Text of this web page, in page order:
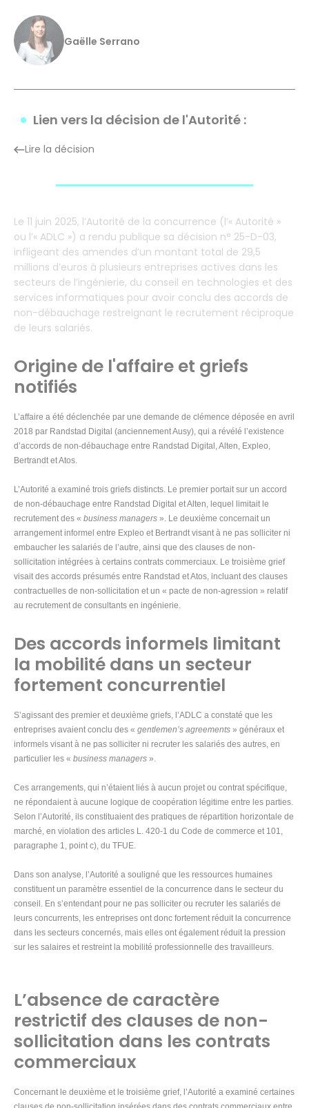
Gaëlle Serrano
Lien vers la décision de l'Autorité :
Lire la décision
Le 11 juin 2025, l’Autorité de la concurrence (l’« Autorité »
ou l’« ADLC ») a rendu publique sa décision n° 25-D-03,
infligeant des amendes d’un montant total de 29,5
millions d’euros à plusieurs entreprises actives dans les
secteurs de l’ingénierie, du conseil en technologies et des
services informatiques pour avoir conclu des accords de
non-débauchage restreignant le recrutement réciproque
de leurs salariés.
Origine de l'affaire et griefs
notifiés
L’affaire a été déclenchée par une demande de clémence déposée en avril
2018 par Randstad Digital (anciennement Ausy), qui a révélé l’existence
d’accords de non-débauchage entre Randstad Digital, Alten, Expleo,
Bertrandt et Atos.
L’Autorité a examiné trois griefs distincts. Le premier portait sur un accord
de non-débauchage entre Randstad Digital et Alten, lequel limitait le
recrutement des « business managers ». Le deuxième concernait un
arrangement informel entre Expleo et Bertrandt visant à ne pas solliciter ni
embaucher les salariés de l’autre, ainsi que des clauses de non-
sollicitation intégrées à certains contrats commerciaux. Le troisième grief
visait des accords présumés entre Randstad et Atos, incluant des clauses
contractuelles de non-sollicitation et un « pacte de non-agression » relatif
au recrutement de consultants en ingénierie.
Des accords informels limitant
la mobilité dans un secteur
fortement concurrentiel
S’agissant des premier et deuxième griefs, l’ADLC a constaté que les
entreprises avaient conclu des « gentlemen’s agreements » généraux et
informels visant à ne pas solliciter ni recruter les salariés des autres, en
particulier les « business managers ».
Ces arrangements, qui n’étaient liés à aucun projet ou contrat spécifique,
ne répondaient à aucune logique de coopération légitime entre les parties.
Selon l’Autorité, ils constituaient des pratiques de répartition horizontale de
marché, en violation des articles L. 420-1 du Code de commerce et 101,
paragraphe 1, point c), du TFUE.
Dans son analyse, l’Autorité a souligné que les ressources humaines
constituent un paramètre essentiel de la concurrence dans le secteur du
conseil. En s’entendant pour ne pas solliciter ou recruter les salariés de
leurs concurrents, les entreprises ont donc fortement réduit la concurrence
dans les secteurs concernés, mais elles ont également réduit la pression
sur les salaires et restreint la mobilité professionnelle des travailleurs.
L’absence de caractère
restrictif des clauses de non-
sollicitation dans les contrats
commerciaux
Concernant le deuxième et le troisième grief, l’Autorité a examiné certaines